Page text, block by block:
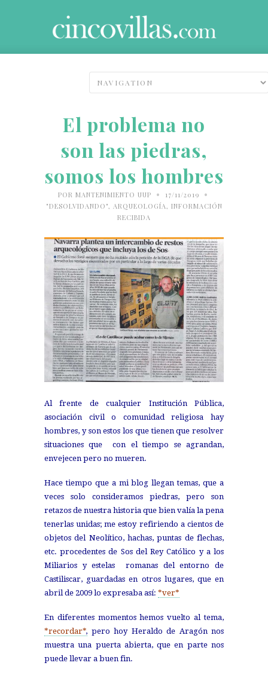
El problema no
son las piedras,
somos los hombres
POR MANTENIMIENTO UUP • 17/11/2019 •
"DESOLVIDANDO", ARQUEOLOGÍA , INFORMACIÓN
RECIBIDA
Al frente de cualquier Institución Pública,
asociación civil o comunidad religiosa hay
hombres, y son estos los que tienen que resolver
situaciones que con el tiempo se agrandan,
envejecen pero no mueren.
Hace tiempo que a mi blog llegan temas, que a
veces solo consideramos piedras, pero son
retazos de nuestra historia que bien valía la pena
tenerlas unidas; me estoy refiriendo a cientos de
objetos del Neolítico, hachas, puntas de flechas,
etc. procedentes de Sos del Rey Católico y a los
Miliarios y estelas romanas del entorno de
Castiliscar, guardadas en otros lugares, que en
abril de 2009 lo expresaba así: *ver*
En diferentes momentos hemos vuelto al tema,
*recordar*, pero hoy Heraldo de Aragón nos
muestra una puerta abierta, que en parte nos
puede llevar a buen fin.